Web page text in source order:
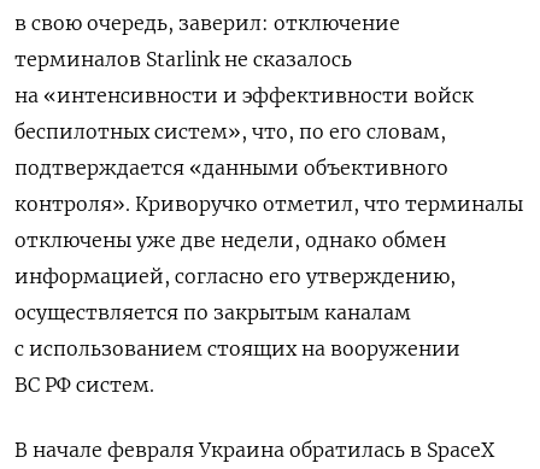
в свою очередь, заверил: отключение
терминалов Starlinkне сказалось
на «интенсивности и эффективности войск
беспилотных систем», что, по его словам,
подтверждается «данными объективного
контроля». Криворучко отметил, что терминалы
отключены уже две недели, однако обмен
информацией, согласно его утверждению,
осуществляется по закрытым каналам
с использованием стоящих на вооружении
ВС РФ систем.
В начале февраля Украина обратилась в SpaceX